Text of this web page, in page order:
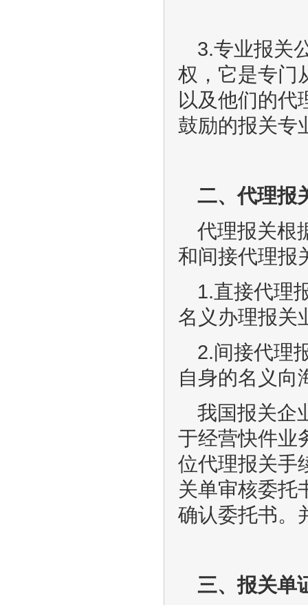
3.专业报关
权，它是专门
以及他们的代
鼓励的报关专
二、代理报
代理报关根
和间接代理报
1.直接代理
名义办理报关
2.间接代理
自身的名义向
我国报关企
于经营快件业
位代理报关手
关单审核委托
确认委托书。
三、报关单